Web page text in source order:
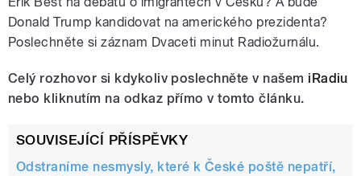
Donald Trump kandidovat na amerického prezidenta?
Poslechněte si záznam Dvaceti minut Radiožurnálu.
Celý rozhovor si kdykoliv poslechněte v našem iRadiu
nebo kliknutím na odkaz přímo v tomto článku.
SOUVISEJÍCÍ PŘÍSPĚVKY
Odstraníme nesmysly, které k České poště nepatří,